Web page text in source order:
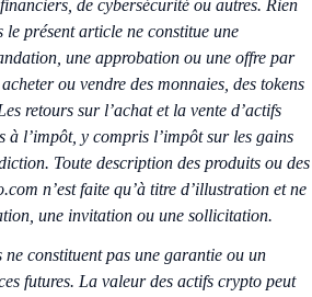
de cybersécurité ou autres. Rien
le présent article ne constitue une
une approbation ou une offre par
ou vendre des monnaies, des tokens
retours sur l’achat et la vente d’actifs
à l’impôt, y compris l’impôt sur les gains
Toute description des produits ou des
n’est faite qu’à titre d’illustration et ne
une invitation ou une sollicitation.
ne constituent pas une garantie ou un
futures. La valeur des actifs crypto peut